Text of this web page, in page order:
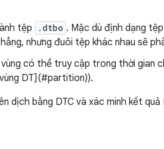
tệp .dtbo . Mặc dù định dạng
nhưng đuôi tệp khác nhau sẽ
có thể truy cập trong thời gian
DT](#partition)).
dịch bằng DTC và xác minh kết quả